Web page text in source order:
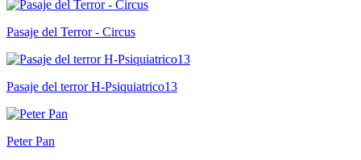
Pasaje del Terror - Circus
Pasaje del terror H-Psiquiatrico13
Peter Pan